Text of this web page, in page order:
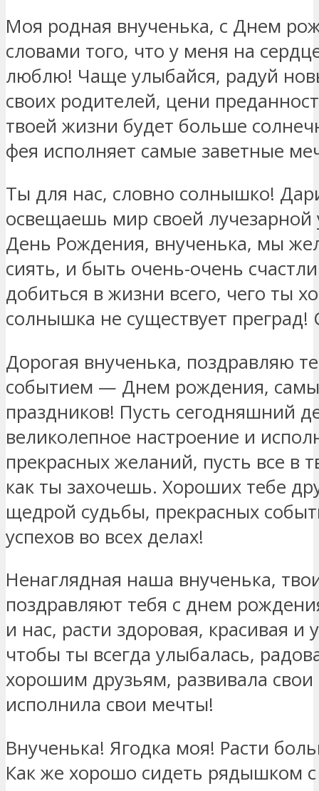
Моя родная внученька, с Днем
словами того, что у меня на
люблю! Чаще улыбайся, радуй
своих родителей, цени
твоей жизни будет больше
фея исполняет самые заветные
Ты для нас, словно солнышко!
освещаешь мир своей лучезарной
День Рождения, внученька, мы
сиять, и быть очень-очень
добиться в жизни всего, чего ты
солнышка не существует
Дорогая внученька, поздравляю
событием — Днем рождения,
праздников! Пусть сегодняшний
великолепное настроение и
прекрасных желаний, пусть все в
как ты захочешь. Хороших тебе
щедрой судьбы, прекрасных
успехов во всех делах!
Ненаглядная наша внученька,
поздравляют тебя с днем
и нас, расти здоровая, красивая
чтобы ты всегда улыбалась,
хорошим друзьям, развивала
исполнила свои мечты!
Внученька! Ягодка моя! Расти
Как же хорошо сидеть рядышком